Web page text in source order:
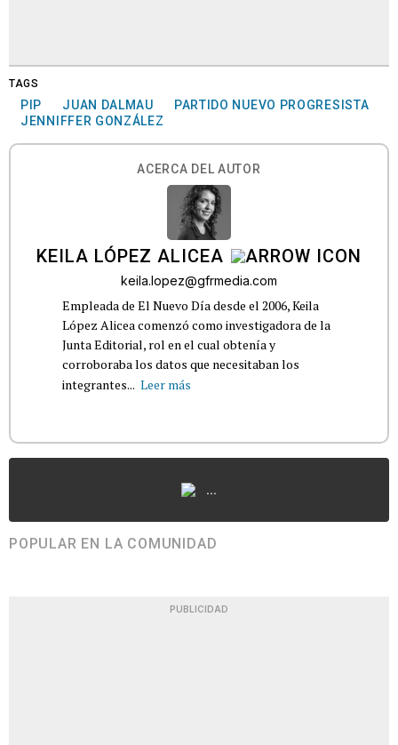
TAGS
PIP JUAN DALMAU
PARTIDO NUEVO PROGRESISTA
JENNIFFER GONZÁLEZ
ACERCA DEL AUTOR
KEILA LÓPEZ ALICEA
keila.lopez@gfrmedia.com
Empleada de El Nuevo Día desde el 2006, Keila
López Alicea comenzó como investigadora de la
Junta Editorial, rol en el cual obtenía y
corroboraba los datos que necesitaban los
integrantes... Leer más
...
POPULAR EN LA COMUNIDAD
PUBLICIDAD